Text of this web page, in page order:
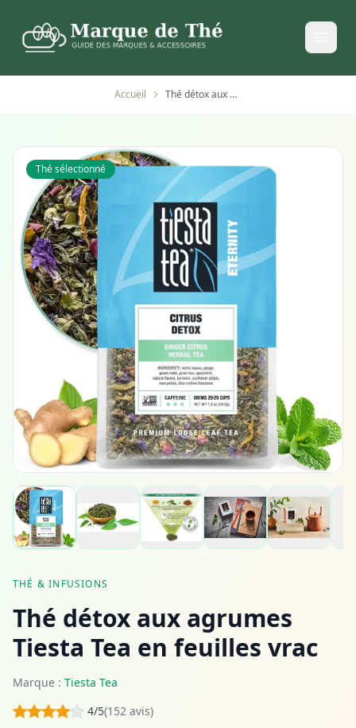
Accueil Thé détox aux agrumes Tiesta Tea en feuilles vrac
Thé sélectionné
THÉ & INFUSIONS
Thé détox aux agrumes
Tiesta Tea en feuilles vrac
Marque : Tiesta Tea
4/5(152 avis)